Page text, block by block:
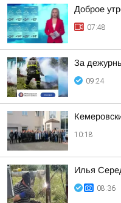
Доброе
07:48
За
09:24
10:18
Илья
08:36